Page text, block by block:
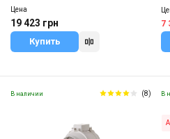
Цена
19 423 грн
Купить
7
В наличии (8) В